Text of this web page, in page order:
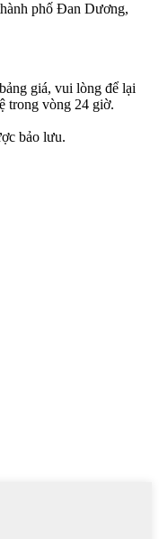
phố Đan Dương,
giá, vui lòng để lại
trong vòng 24 giờ.
bảo lưu.